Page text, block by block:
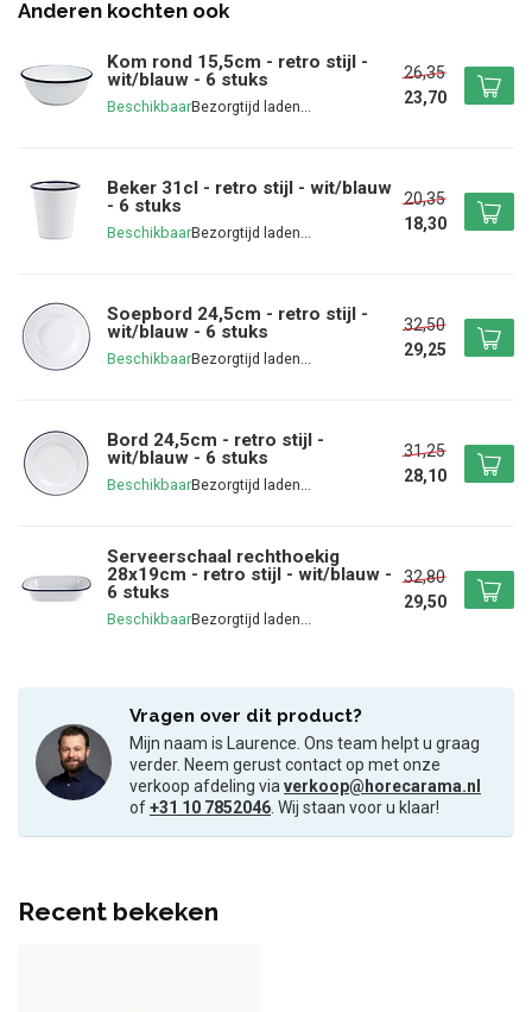
Anderen kochten ook
Kom rond 15,5cm - retro stijl -
wit/blauw - 6 stuks
Beschikbaar
26,35
23,70
Beker 31cl - retro stijl - wit/blauw
- 6 stuks
Beschikbaar
20,35
18,30
Soepbord 24,5cm - retro stijl -
wit/blauw - 6 stuks
Beschikbaar
32,50
29,25
Bord 24,5cm - retro stijl -
wit/blauw - 6 stuks
Beschikbaar
31,25
28,10
Serveerschaal rechthoekig
28x19cm - retro stijl - wit/blauw -
6 stuks
Beschikbaar
32,80
29,50
Vragen over dit product?
Mijn naam is Laurence. Ons team helpt u graag
verder. Neem gerust contact op met onze
verkoop afdeling viaverkoop@horecarama.nl
of+31 10 7852046. Wij staan voor u klaar!
Recent bekeken